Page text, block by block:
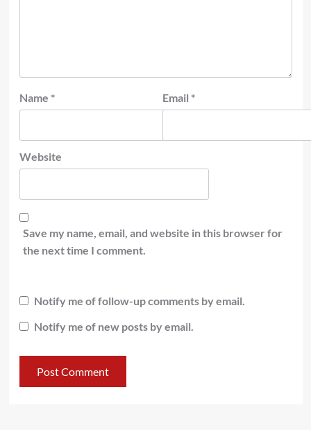
Name * Email *
Website
Save my name, email, and website in this browser for
the next time I comment.
Notify me of follow-up comments by email.
Notify me of new posts by email.